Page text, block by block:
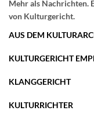
Mehr als Nachrichten.
von Kulturgericht.
AUS DEM
KULTURGERICHT
KLANGGERICHT
KULTURRICHTER